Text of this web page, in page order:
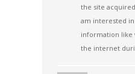
the site
am interested
information like
the internet